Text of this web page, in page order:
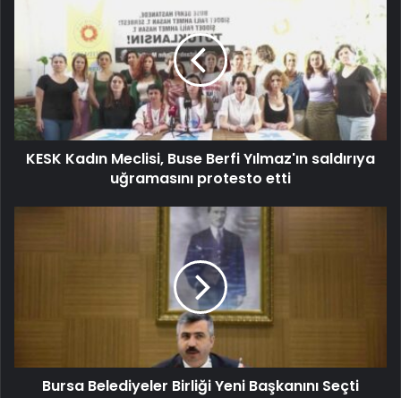
KESK Kadın Meclisi, Buse Berfi Yılmaz'ın saldırıya
uğramasını protesto etti
Bursa Belediyeler Birliği Yeni Başkanını Seçti